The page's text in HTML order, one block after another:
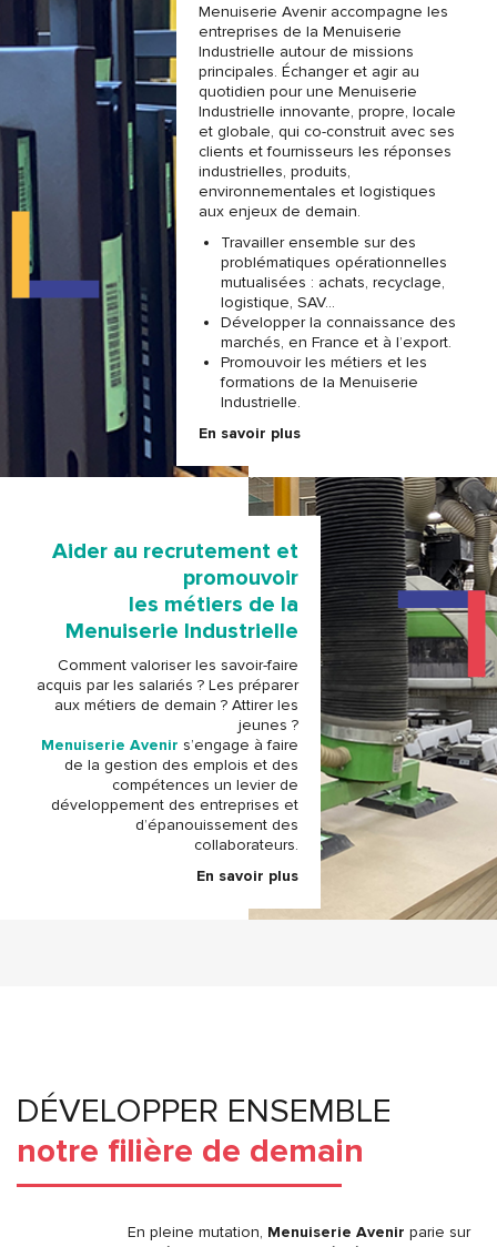
Menuiserie Avenir accompagne les
entreprises de la Menuiserie
Industrielle autour de missions
principales. Échanger et agir au
quotidien pour une Menuiserie
Industrielle innovante, propre, locale
et globale, qui co-construit avec ses
clients et fournisseurs les réponses
industrielles, produits,
environnementales et logistiques
aux enjeux de demain.
Travailler ensemble sur des
problématiques opérationnelles
mutualisées : achats, recyclage,
logistique, SAV…
Développer la connaissance des
marchés, en France et à l’export.
Promouvoir les métiers et les
formations de la Menuiserie
Industrielle.
En savoir plus
Aider au recrutement et
promouvoir
les métiers de la
Menuiserie Industrielle
Comment valoriser les savoir-faire
acquis par les salariés ? Les préparer
aux métiers de demain ? Attirer les
jeunes ?
Menuiserie Avenir s’engage à faire
de la gestion des emplois et des
compétences un levier de
développement des entreprises et
d’épanouissement des
collaborateurs.
En savoir plus
DÉVELOPPER ENSEMBLE
notre filière de demain
En pleine mutation, Menuiserie Avenir parie sur